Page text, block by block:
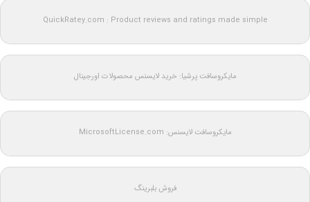
QuickRatey.com : Product reviews and ratings made simple
مایکروسافت پرشیا: خرید لایسنس محصولات اورجینال
مایکروسافت لایسنس: MicrosoftLicense.com
فروش بلبرینگ